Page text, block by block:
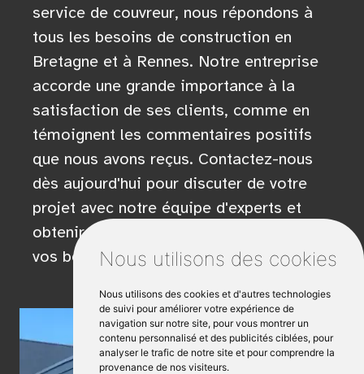
Nous utilisons des cookies
Nous utilisons des cookies et d'autres technologies
de suivi pour améliorer votre expérience de
navigation sur notre site, pour vous montrer un
contenu personnalisé et des publicités ciblées, pour
analyser le trafic de notre site et pour comprendre la
provenance de nos visiteurs.
service de couvreur, nous répondons à
tous les besoins de construction en
Bretagne et à Rennes. Notre entreprise
accorde une grande importance à la
satisfaction de ses clients, comme en
témoignent les commentaires positifs
que nous avons reçus. Contactez-nous
dès aujourd'hui pour discuter de votre
projet avec notre équipe d'experts et
obtenir des conseils personnalisés pour
vos besoins spécifiques.